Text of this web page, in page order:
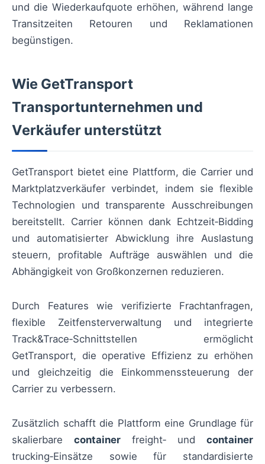
und die Wiederkaufquote erhöhen, während lange
Transitzeiten Retouren und Reklamationen
begünstigen.
Wie GetTransport
Transportunternehmen und
Verkäufer unterstützt
GetTransport bietet eine Plattform, die Carrier und
Marktplatzverkäufer verbindet, indem sie flexible
Technologien und transparente Ausschreibungen
bereitstellt. Carrier können dank Echtzeit‑Bidding
und automatisierter Abwicklung ihre Auslastung
steuern, profitable Aufträge auswählen und die
Abhängigkeit von Großkonzernen reduzieren.
Durch Features wie verifizierte Frachtanfragen,
flexible Zeitfensterverwaltung und integrierte
Track&Trace‑Schnittstellen ermöglicht
GetTransport, die operative Effizienz zu erhöhen
und gleichzeitig die Einkommenssteuerung der
Carrier zu verbessern.
Zusätzlich schafft die Plattform eine Grundlage für
skalierbare container freight‑ und container
trucking‑Einsätze sowie für standardisierte